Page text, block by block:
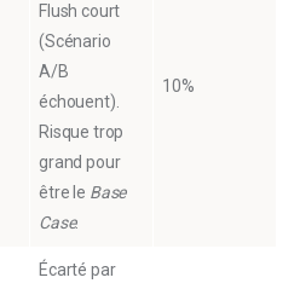
Flush court
(Scénario
A/B
échouent).
Risque trop
grand pour
être le Base
Case.
10%
Écarté par